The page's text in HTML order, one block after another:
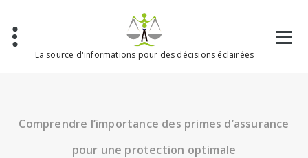
contenu
La source d'informations pour des décisions éclairées
Comprendre l’importance des primes d’assurance
pour une protection optimale